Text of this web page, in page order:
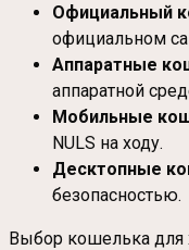
Официальный
официальном
Аппаратные
аппаратной
Мобильные
NULS на ходу.
Десктопные
безопасностью.
Выбор кошелька для